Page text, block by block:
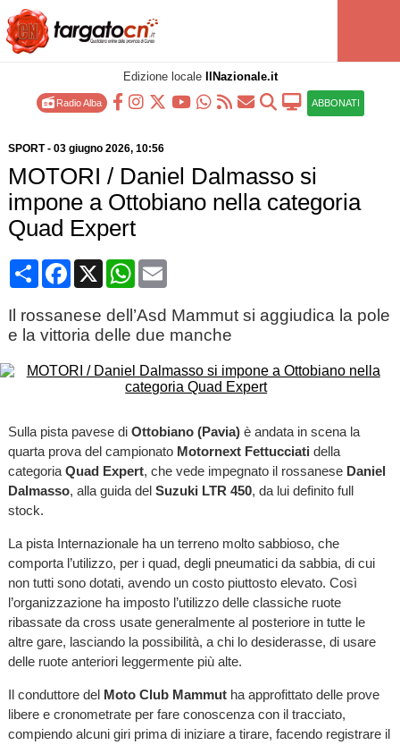
Edizione locale IlNazionale.it
Radio Alba ABBONATI
SPORT- 03 giugno 2026, 10:56
MOTORI / Daniel Dalmasso si
impone a Ottobiano nella categoria
Quad Expert
CondividiFacebook
X WhatsApp
Email
Il rossanese dell’Asd Mammut si aggiudica la pole
e la vittoria delle due manche
Sulla pista pavese di Ottobiano (Pavia) è andata in scena la
quarta prova del campionato Motornext Fettucciati della
categoria Quad Expert, che vede impegnato il rossanese Daniel
Dalmasso, alla guida del Suzuki LTR 450, da lui definito full
stock.
La pista Internazionale ha un terreno molto sabbioso, che
comporta l’utilizzo, per i quad, degli pneumatici da sabbia, di cui
non tutti sono dotati, avendo un costo piuttosto elevato. Così
l’organizzazione ha imposto l’utilizzo delle classiche ruote
ribassate da cross usate generalmente al posteriore in tutte le
altre gare, lasciando la possibilità, a chi lo desiderasse, di usare
delle ruote anteriori leggermente più alte.
Il conduttore del Moto Club Mammutha approfittato delle prove
libere e cronometrate per fare conoscenza con il tracciato,
compiendo alcuni giri prima di iniziare a tirare, facendo registrare il